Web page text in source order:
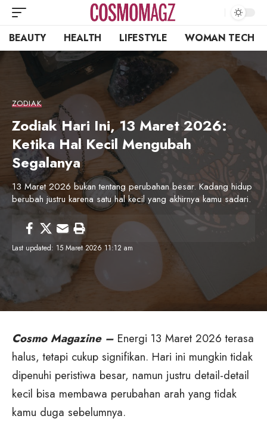
BEAUTY HEALTH LIFESTYLE WOMAN TECH
ZODIAK
Zodiak Hari Ini, 13 Maret 2026:
Ketika Hal Kecil Mengubah
Segalanya
13 Maret 2026 bukan tentang perubahan besar. Kadang hidup
berubah justru karena satu hal kecil yang akhirnya kamu sadari.
Last updated: 15 Maret 2026 11:12 am
Cosmo Magazine – Energi 13 Maret 2026 terasa
halus, tetapi cukup signifikan. Hari ini mungkin tidak
dipenuhi peristiwa besar, namun justru detail-detail
kecil bisa membawa perubahan arah yang tidak
kamu duga sebelumnya.